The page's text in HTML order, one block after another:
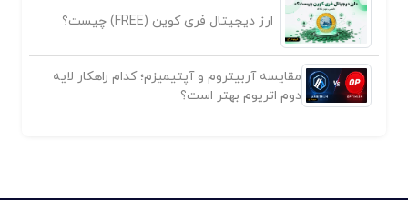
ارز دیجیتال فری کوین (FREE) چیست؟
مقایسه آربیتروم و آپتیمیزم؛ کدام راهکار لایه
دوم اتریوم بهتر است؟